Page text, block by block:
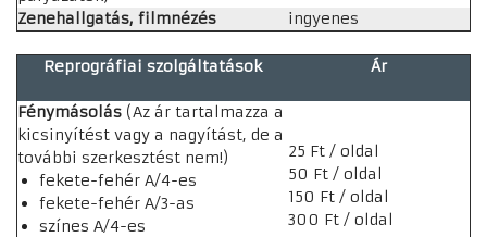
Zenehallgatás, filmnézés ingyenes
Reprográfiai szolgáltatások Ár
Fénymásolás (Az ár tartalmazza a
kicsinyítést vagy a nagyítást, de a
további szerkesztést nem!)
fekete-fehér A/4-es
fekete-fehér A/3-as
színes A/4-es
25 Ft / oldal
50 Ft / oldal
150 Ft / oldal
300 Ft / oldal